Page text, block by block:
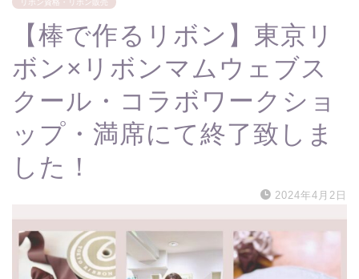
リボン資格・リボン販売
【棒で作るリボン】東京リ
ボン×リボンマムウェブス
クール・コラボワークショ
ップ・満席にて終了致しま
した！
2024年4月2日